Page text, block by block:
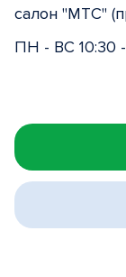
салон "МТС"
ПН - ВС 10:30
1
of
3